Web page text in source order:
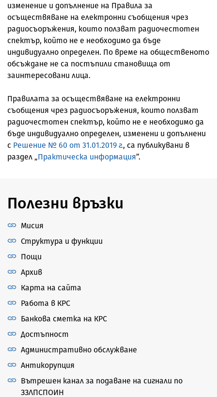
изменение и допълнение на Правила за
осъществяване на електронни съобщения чрез
радиосъоръжения, които ползват радиочестотен
спектър, който не е необходимо да бъде
индивидуално определен. По време на общественото
обсъждане не са постъпили становища от
заинтересовани лица.
Правилата за осъществяване на електронни
съобщения чрез радиосъоръжения, които ползват
радиочестотен спектър, който не е необходимо да
бъде индивидуално определен, изменени и допълнени
с Решение № 60 от 31.01.2019 г., са публикувани в
раздел „Практическа информация”.
Полезни връзки
Мисия
Структура и функции
Пощи
Архив
Карта на сайта
Работа в КРС
Банкова сметка на КРС
Достъпност
Административно обслужване
Антикорупция
Вътрешен канал за подаване на сигнали по
ЗЗЛПСПОИН